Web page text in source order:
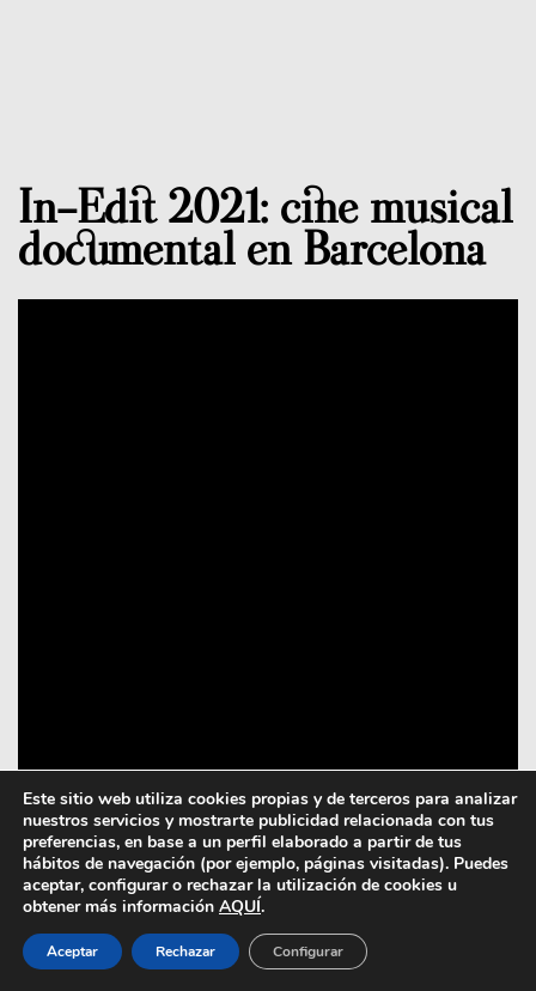
In-Edit 2021: cine musical
documental en Barcelona
In-Edit 2021 o el festival de
cine documental musical de
Barcelona. Este año regresa
Este sitio web utiliza cookies propias y de terceros para analizar
nuestros servicios y mostrarte publicidad relacionada con tus
preferencias, en base a un perfil elaborado a partir de tus
hábitos de navegación (por ejemplo, páginas visitadas). Puedes
aceptar, configurar o rechazar la utilización de cookies u
obtener más información AQUÍ.
Aceptar Rechazar Configurar